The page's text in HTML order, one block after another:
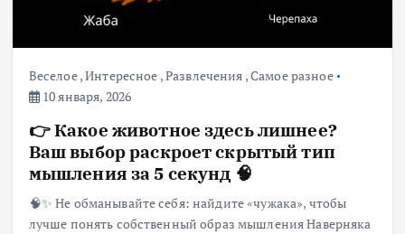
Веселое,Интересное ,Развлечения ,Самое разное
10 января, 2026
👉 Какое животное здесь лишнее?
Ваш выбор раскроет скрытый тип
мышления за 5 секунд 🧠
🧠✨ Не обманывайте себя: найдите «чужака», чтобы
лучше понять собственный образ мышления Наверняка